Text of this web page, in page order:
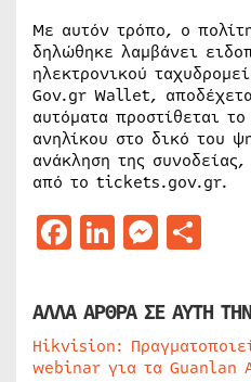
Με αυτόν τρόπο, ο
δηλώθηκε λαμβάνει
ηλεκτρονικού
Gov.gr Wallet,
αυτόματα προστίθεται
ανηλίκου στο δικό του
ανάκληση της
από το tickets.gov.gr.
Facebook
LinkedIn
ΑΛΛΑ ΑΡΘΡΑ ΣΕ ΑΥΤΗ
Hikvision:
webinar για τα Guanlan